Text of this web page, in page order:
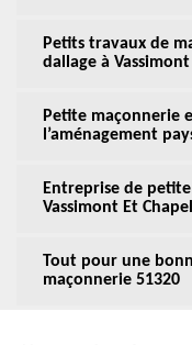
Petits travaux de
dallage à
Petite maçonnerie
l’aménagement
Entreprise de
Vassimont Et
Tout pour une
maçonnerie 51320